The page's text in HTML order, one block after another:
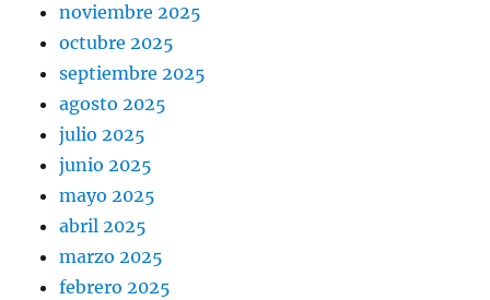
noviembre 2025
octubre 2025
septiembre 2025
agosto 2025
julio 2025
junio 2025
mayo 2025
abril 2025
marzo 2025
febrero 2025